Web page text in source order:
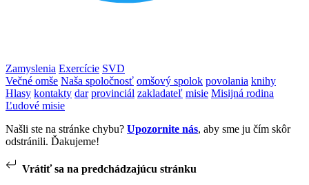
Zamyslenia Exercície SVD
Večné omše Naša spoločnosť omšový spolok povolania knihy
Hlasy kontakty dar provinciál zakladateľ misie Misijná rodina
Ľudové misie
Našli ste na stránke chybu? Upozornite nás, aby sme ju čím skôr
odstránili. Ďakujeme!
Vrátiť sa na predchádzajúcu stránku